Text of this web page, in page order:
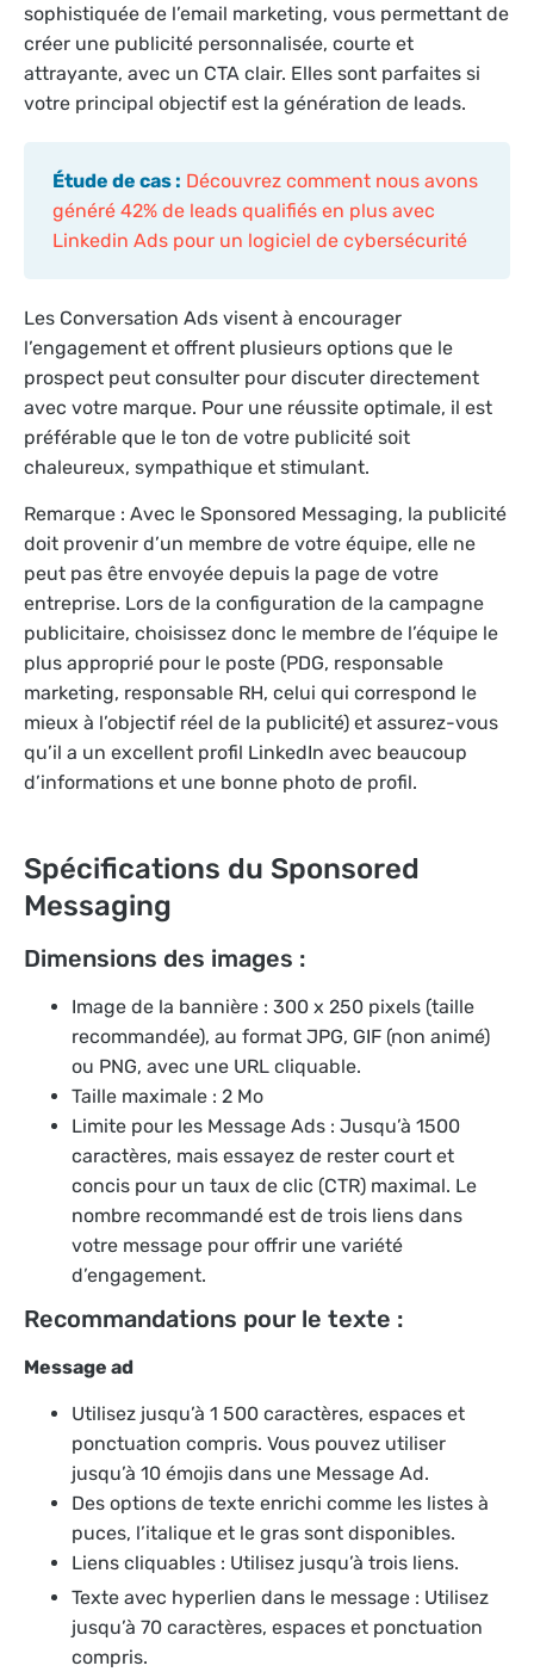
sophistiquée de l’email marketing, vous permettant de
créer une publicité personnalisée, courte et
attrayante, avec un CTA clair. Elles sont parfaites si
votre principal objectif est la génération de leads.
Étude de cas : Découvrez comment nous avons
généré 42% de leads qualifiés en plus avec
Linkedin Ads pour un logiciel de cybersécurité
Les Conversation Ads visent à encourager
l’engagement et offrent plusieurs options que le
prospect peut consulter pour discuter directement
avec votre marque. Pour une réussite optimale, il est
préférable que le ton de votre publicité soit
chaleureux, sympathique et stimulant.
Remarque : Avec le Sponsored Messaging, la publicité
doit provenir d’un membre de votre équipe, elle ne
peut pas être envoyée depuis la page de votre
entreprise. Lors de la configuration de la campagne
publicitaire, choisissez donc le membre de l’équipe le
plus approprié pour le poste (PDG, responsable
marketing, responsable RH, celui qui correspond le
mieux à l’objectif réel de la publicité) et assurez-vous
qu’il a un excellent profil LinkedIn avec beaucoup
d’informations et une bonne photo de profil.
Spécifications du Sponsored
Messaging
Dimensions des images :
Image de la bannière : 300 x 250 pixels (taille
recommandée), au format JPG, GIF (non animé)
ou PNG, avec une URL cliquable.
Taille maximale : 2 Mo
Limite pour les Message Ads : Jusqu’à 1500
caractères, mais essayez de rester court et
concis pour un taux de clic (CTR) maximal. Le
nombre recommandé est de trois liens dans
votre message pour offrir une variété
d’engagement.
Recommandations pour le texte :
Message ad
Utilisez jusqu’à 1 500 caractères, espaces et
ponctuation compris. Vous pouvez utiliser
jusqu’à 10 émojis dans une Message Ad.
Des options de texte enrichi comme les listes à
puces, l’italique et le gras sont disponibles.
Liens cliquables : Utilisez jusqu’à trois liens.
Texte avec hyperlien dans le message : Utilisez
jusqu’à 70 caractères, espaces et ponctuation
compris.